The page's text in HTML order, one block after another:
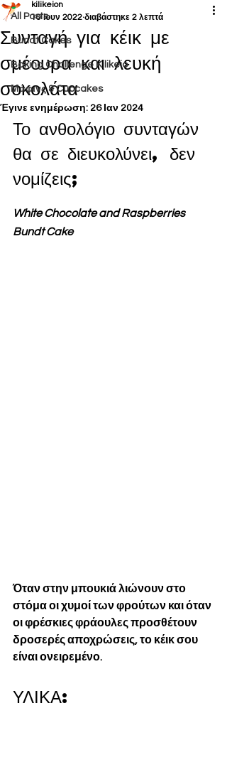
All Posts
Bundt Cakes
Baking Challenge Kilikeio
Μάφινς & Cupcakes
Συνταγή για κέικ με
σμέουρα και λευκή
σοκολάτα
kilikeion
10 Ιουν 2022 διαβάστηκε 2 λεπτά
Έγινε ενημέρωση: 26 Ιαν 2024
Το ανθολόγιο συνταγών
θα σε διευκολύνει, δεν
νομίζεις;
White Chocolate and Raspberries
Bundt Cake
Όταν στην μπουκιά λιώνουν στο
στόμα οι χυμοί των φρούτων και όταν
οι φρέσκιες φράουλες προσθέτουν
δροσερές αποχρώσεις, το κέικ σου
είναι ονειρεμένο.
ΥΛΙΚΑ: